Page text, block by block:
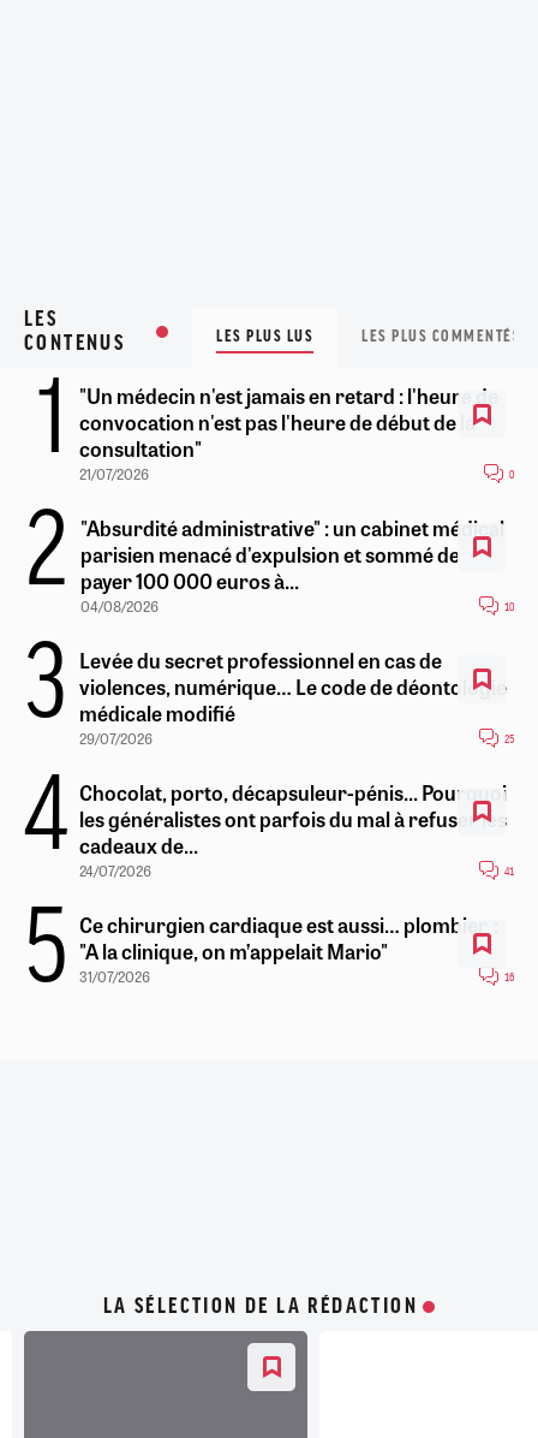
LES
CONTENUS
LES PLUS LUS LES PLUS COMMENTÉS
"Un médecin n'est jamais en retard : l'heure de
convocation n'est pas l'heure de début de la
consultation"
21/07/2026 0
"Absurdité administrative" : un cabinet médical
parisien menacé d'expulsion et sommé de
payer 100 000 euros à...
04/08/2026 10
Levée du secret professionnel en cas de
violences, numérique… Le code de déontologie
médicale modifié
29/07/2026 25
Chocolat, porto, décapsuleur-pénis... Pourquoi
les généralistes ont parfois du mal à refuser les
cadeaux de...
24/07/2026 41
Ce chirurgien cardiaque est aussi… plombier :
"A la clinique, on m’appelait Mario"
31/07/2026 16
LA SÉLECTION DE LA RÉDACTION